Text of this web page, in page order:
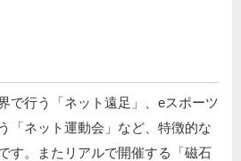
で行う「ネット遠足」、eスポーツ
「ネット運動会」など、特徴的な
す。またリアルで開催する「磁石